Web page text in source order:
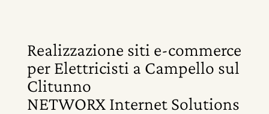
Realizzazione siti e-commerce
per Elettricisti a Campello sul
Clitunno
NETWORX Internet Solutions